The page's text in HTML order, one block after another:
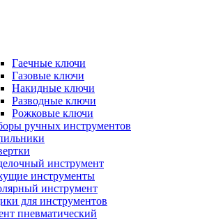
Гаечные ключи
Газовые ключи
Накидные ключи
Разводные ключи
Рожковые ключи
ручных инструментов
инструмент
инструменты
инструмент
для инструментов
пневматический